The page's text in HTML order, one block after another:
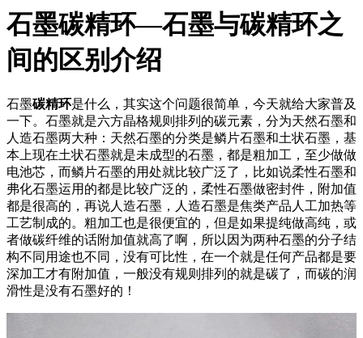
石墨碳精环—石墨与碳精环之
间的区别介绍
石墨碳精环是什么，其实这个问题很简单，今天就给大家普及
一下。石墨就是六方晶格规则排列的碳元素，分为天然石墨和
人造石墨两大种：天然石墨的分类是鳞片石墨和土状石墨，基
本上现在土状石墨就是未成型的石墨，都是粗加工，至少做做
电池芯，而鳞片石墨的用处就比较广泛了，比如说柔性石墨和
弗化石墨运用的都是比较广泛的，柔性石墨做密封件，附加值
都是很高的，再说人造石墨，人造石墨是焦类产品人工加热等
工艺制成的。粗加工也是很便宜的，但是如果提纯做高纯，或
者做碳纤维的话附加值就高了啊，所以因为两种石墨的分子结
构不同用途也不同，没有可比性，在一个就是任何产品都是要
深加工才有附加值，一般没有规则排列的就是碳了，而碳的润
滑性是没有石墨好的！